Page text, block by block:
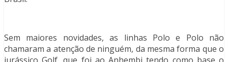
Sem maiores novidades, as linhas Polo e Polo não
chamaram a atenção de ninguém, da mesma forma que o